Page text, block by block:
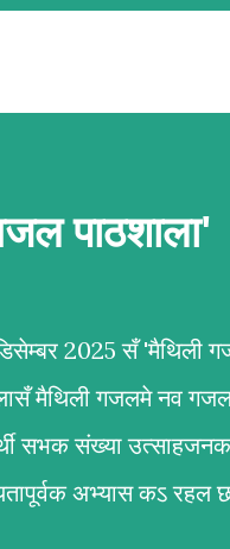
पाठशाला'
2025 सँ 'मैथिली
मैथिली गजलमे नव
सभक संख्या
अभ्यास कऽ रहल